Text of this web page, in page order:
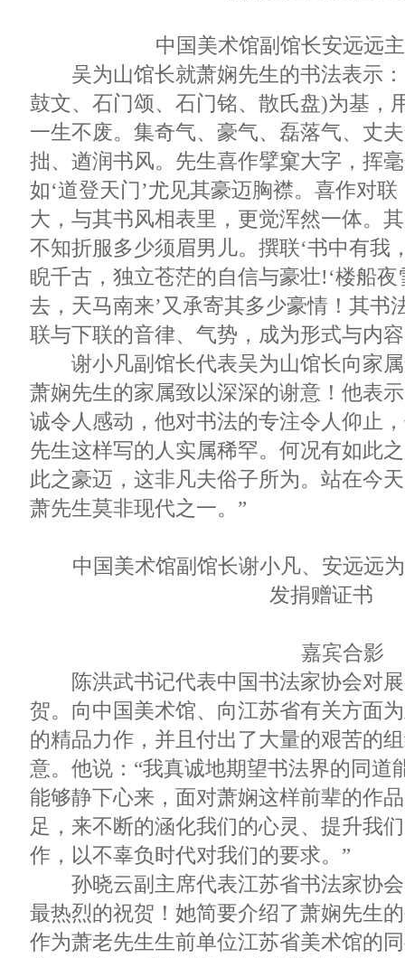
中国美术馆副馆长安远远主
吴为山馆长就萧娴先生的书法表示：
鼓文、石门颂、石门铭、散氏盘)为基，
一生不废。集奇气、豪气、磊落气、丈
拙、遒润书风。先生喜作擘窠大字，挥
如‘道登天门’尤见其豪迈胸襟。喜作对
大，与其书风相表里，更觉浑然一体。
不知折服多少须眉男儿。撰联‘书中有我
睨千古，独立苍茫的自信与豪壮!‘楼船夜
去，天马南来’又承寄其多少豪情！其书
联与下联的音律、气势，成为形式与内
谢小凡副馆长代表吴为山馆长向家属
萧娴先生的家属致以深深的谢意！他表
诚令人感动，他对书法的专注令人仰止
先生这样写的人实属稀罕。何况有如此
此之豪迈，这非凡夫俗子所为。站在今
萧先生莫非现代之一。”
中国美术馆副馆长谢小凡、安远远为
发捐赠证书
嘉宾合影
陈洪武书记代表中国书法家协会对展
贺。向中国美术馆、向江苏省有关方面
的精品力作，并且付出了大量的艰苦的
意。他说：“我真诚地期望书法界的同道
能够静下心来，面对萧娴这样前辈的作
足，来不断的涵化我们的心灵、提升我
作，以不辜负时代对我们的要求。”
孙晓云副主席代表江苏省书法家协会
最热烈的祝贺！她简要介绍了萧娴先生
作为萧老先生生前单位江苏省美术馆的